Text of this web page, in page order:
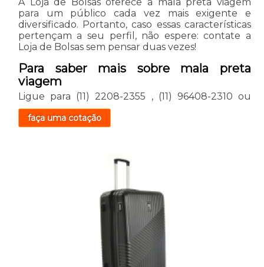
para um público cada vez mais exigente e
diversificado. Portanto, caso essas características
pertençam a seu perfil, não espere: contate a
Loja de Bolsas sem pensar duas vezes!
Para saber mais sobre mala preta
viagem
Ligue para (11) 2208-2355 , (11) 96408-2310 ou
faça uma cotação